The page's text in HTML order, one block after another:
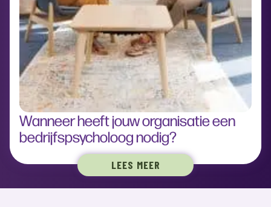
Wanneer heeft jouw organisatie een
bedrijfspsycholoog nodig?
LEES MEER